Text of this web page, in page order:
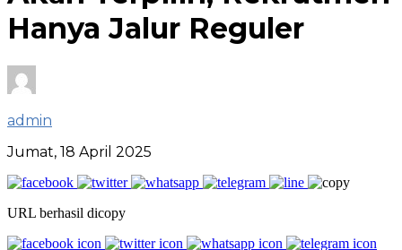
Hanya Jalur Reguler
admin
Jumat, 18 April 2025
URL berhasil dicopy